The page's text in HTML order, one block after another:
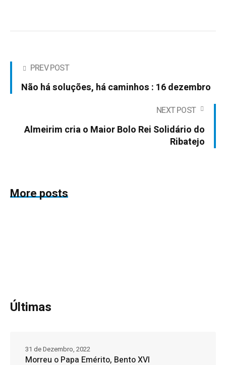
PREV POST
Não há soluções, há caminhos : 16 dezembro
NEXT POST
Almeirim cria o Maior Bolo Rei Solidário do
Ribatejo
More posts
Últimas
Morreu o Papa Emérito, Bento XVI
31 de Dezembro, 2022